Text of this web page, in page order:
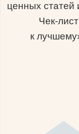
ценных статей
Чек-
к